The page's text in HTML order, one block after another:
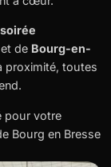
et de Bourg-en-
proximité, toutes
pour votre
Bourg en Bresse